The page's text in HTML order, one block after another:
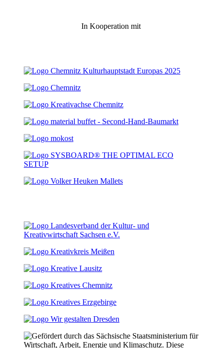
In Kooperation mit